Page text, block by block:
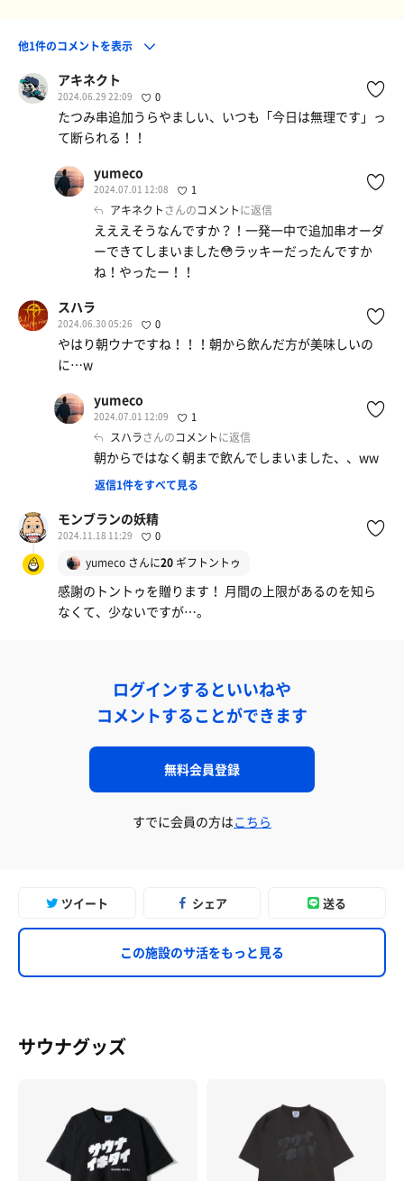
他1件のコメントを表示
アキネクト
2024.06.29 22:09 0
たつみ串追加うらやましい、いつも「今日は無理です」っ
て断られる！！
yumeco
2024.07.01 12:08 1
アキネクト さんのコメントに返信
えええそうなんですか？！一発一中で追加串オーダ
ーできてしまいました😳ラッキーだったんですか
ね！やったー！！
スハラ
2024.06.30 05:26 0
やはり朝ウナですね！！！朝から飲んだ方が美味しいの
に…w
yumeco
2024.07.01 12:09 1
スハラさんのコメントに返信
朝からではなく朝まで飲んでしまいました、、ww
返信1件をすべて見る
モンブランの妖精
2024.11.18 11:29 0
yumecoさんに20ギフトントゥ
感謝のトントゥを贈ります！ 月間の上限があるのを知ら
なくて、少ないですが…。
ログインするといいねや
コメントすることができます
無料会員登録
すでに会員の方はこちら
ツイート シェア 送る
この施設のサ活をもっと見る
サウナグッズ